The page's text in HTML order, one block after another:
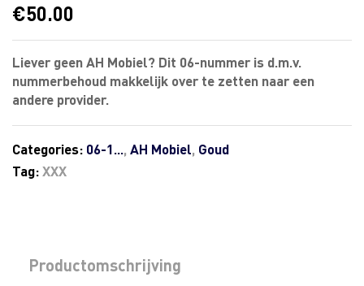
€50.00
Liever geen AH Mobiel? Dit 06-nummer is d.m.v.
nummerbehoud makkelijk over te zetten naar een
andere provider.
Categories: 06-1..., AH Mobiel, Goud
Tag:XXX
Productomschrijving